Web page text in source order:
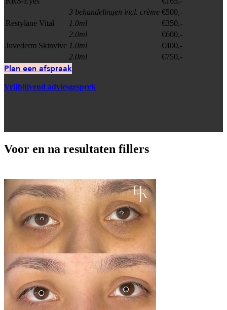
3 behandelingen incl. crème €500,-
Restylane Vital
1.0ml
€350,-
2.0ml
€600,-
Juvederm Skinvive 1.0ml
€400,-
2.0ml
€750,-
Plan een afspraak
Vrijblijvend adviesgesprek
Voor en na resultaten fillers